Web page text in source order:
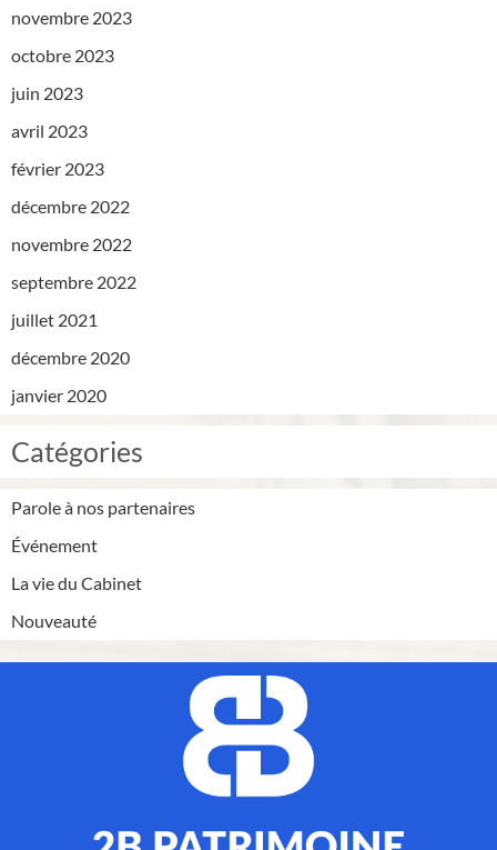
novembre 2023
octobre 2023
juin 2023
avril 2023
février 2023
décembre 2022
novembre 2022
septembre 2022
juillet 2021
décembre 2020
janvier 2020
Catégories
Parole à nos partenaires
Événement
La vie du Cabinet
Nouveauté